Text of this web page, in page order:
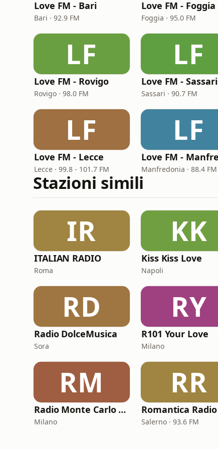
Love FM - Bari
Bari · 92.9 FM
Love FM - Foggia
Foggia · 95.0 FM
LF
Love FM - Rovigo
Rovigo · 98.0 FM
LF
Love FM - Sassari
Sassari · 90.7 FM
LF
Love FM - Lecce
Lecce · 99.8 - 101.7 FM
LF
Manfredonia · 88.4 FM
Stazioni simili
IR
ITALIAN RADIO
Roma
KK
Kiss Kiss Love
Napoli
RD
Radio DolceMusica
Sora
RY
R101 Your Love
Milano
RM
Radio Monte Carlo 2 - Amor Latino
Milano
RR
Romantica Radio
Salerno · 93.6 FM